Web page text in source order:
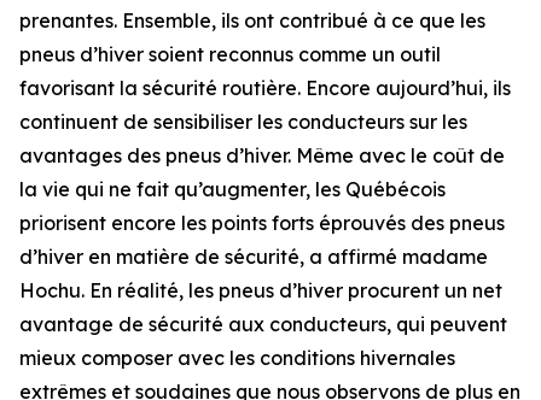
prenantes. Ensemble, ils ont contribué à ce que les
pneus d’hiver soient reconnus comme un outil
favorisant la sécurité routière. Encore aujourd’hui, ils
continuent de sensibiliser les conducteurs sur les
avantages des pneus d’hiver. Même avec le coût de
la vie qui ne fait qu’augmenter, les Québécois
priorisent encore les points forts éprouvés des pneus
d’hiver en matière de sécurité, a affirmé madame
Hochu. En réalité, les pneus d’hiver procurent un net
avantage de sécurité aux conducteurs, qui peuvent
mieux composer avec les conditions hivernales
extrêmes et soudaines que nous observons de plus en